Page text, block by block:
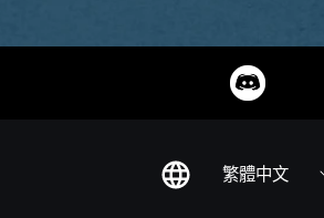
繁體中文